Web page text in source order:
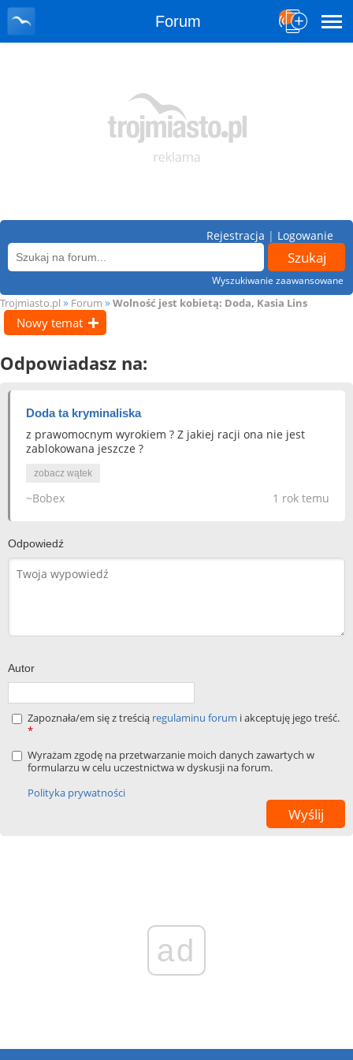
Forum
Wyszukiwanie zaawansowane
Rejestracja | Logowanie
Trojmiasto.pl » Forum » Wolność jest kobietą: Doda, Kasia Lins
Nowy temat
Odpowiadasz na:
Doda ta kryminaliska
z prawomocnym wyrokiem ? Z jakiej racji ona nie jest
zablokowana jeszcze ?
zobacz wątek
1 rok temu
~Bobex
Odpowiedź
Autor
Zapoznała/em się z treścią regulaminu forum i akceptuję jego treść.
*
Wyrażam zgodę na przetwarzanie moich danych zawartych w
formularzu w celu uczestnictwa w dyskusji na forum.
Polityka prywatności
ad